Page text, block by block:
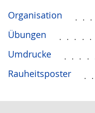
Organisation
Übungen
Umdrucke
Rauheitsposter